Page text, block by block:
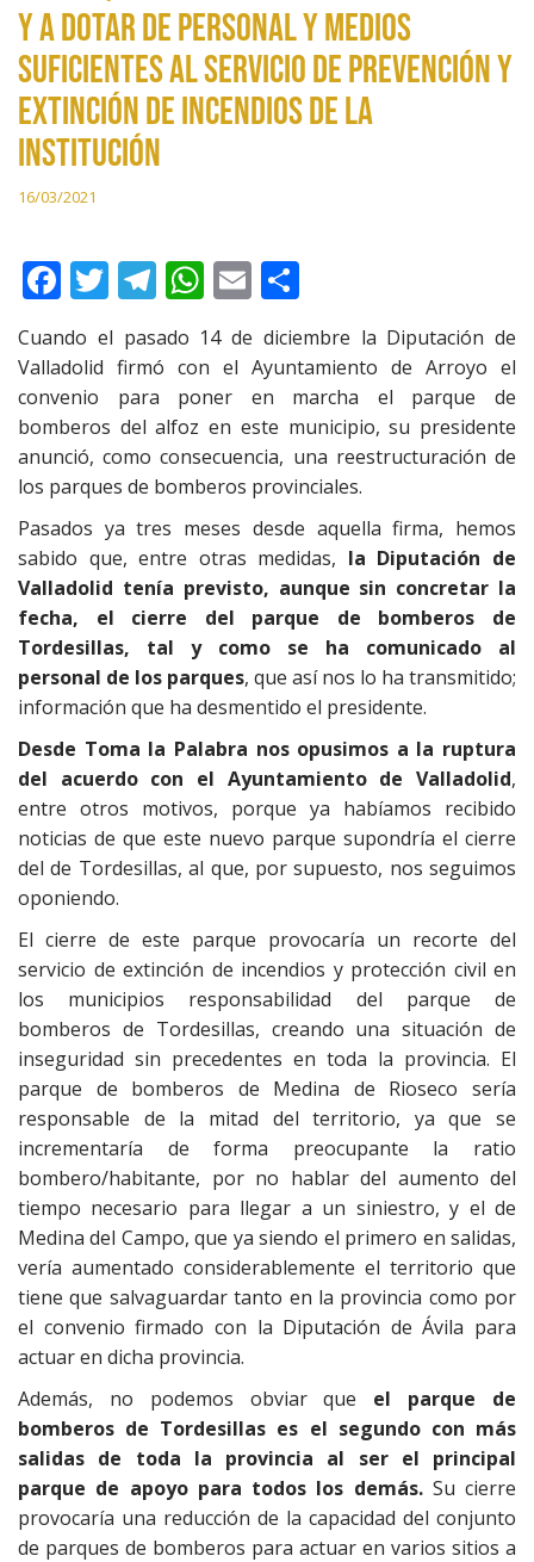
y a dotar de personal y medios
suficientes al servicio de prevención y
extinción de incendios de la
institución
16/03/2021
F
ac
e
b
o
o
k
T
w
itt
er
T
el
e
gr
a
m
W
h
at
s
A
p
p
E
m
ai
l
o
m
p
ar
ti
r
Cuando el pasado 14 de diciembre la Diputación de
Valladolid firmó con el Ayuntamiento de Arroyo el
convenio para poner en marcha el parque de
bomberos del alfoz en este municipio, su presidente
anunció, como consecuencia, una reestructuración de
los parques de bomberos provinciales.
Pasados ya tres meses desde aquella firma, hemos
sabido que, entre otras medidas, la Diputación de
Valladolid tenía previsto, aunque sin concretar la
fecha, el cierre del parque de bomberos de
Tordesillas, tal y como se ha comunicado al
personal de los parques, que así nos lo ha transmitido;
información que ha desmentido el presidente.
Desde Toma la Palabra nos opusimos a la ruptura
del acuerdo con el Ayuntamiento de Valladolid,
entre otros motivos, porque ya habíamos recibido
noticias de que este nuevo parque supondría el cierre
del de Tordesillas, al que, por supuesto, nos seguimos
oponiendo.
El cierre de este parque provocaría un recorte del
servicio de extinción de incendios y protección civil en
los municipios responsabilidad del parque de
bomberos de Tordesillas, creando una situación de
inseguridad sin precedentes en toda la provincia. El
parque de bomberos de Medina de Rioseco sería
responsable de la mitad del territorio, ya que se
incrementaría de forma preocupante la ratio
bombero/habitante, por no hablar del aumento del
tiempo necesario para llegar a un siniestro, y el de
Medina del Campo, que ya siendo el primero en salidas,
vería aumentado considerablemente el territorio que
tiene que salvaguardar tanto en la provincia como por
el convenio firmado con la Diputación de Ávila para
actuar en dicha provincia.
Además, no podemos obviar que el parque de
bomberos de Tordesillas es el segundo con más
salidas de toda la provincia al ser el principal
parque de apoyo para todos los demás.Su cierre
provocaría una reducción de la capacidad del conjunto
de parques de bomberos para actuar en varios sitios a